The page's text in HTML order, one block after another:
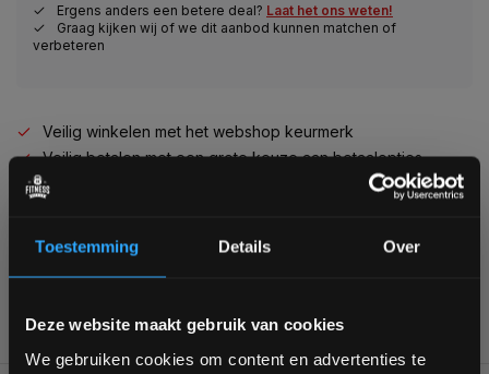
Toestemming Details Over
Deze website maakt gebruik van cookies
We gebruiken cookies om content en advertenties te
Ergens anders een betere deal? Laat het ons weten!
Graag kijken wij of we dit aanbod kunnen matchen of
verbeteren
Veilig winkelen met het webshop keurmerk
Veilig betalen met een grote keuze aan betaalopties
Alles voor jouw gym op één plek
Professionele kwaliteit voor scherpe prijs
Van homegym tot professionele gym
Complete gym inrichting mogelijk
Bam! 5% korting op je volgende